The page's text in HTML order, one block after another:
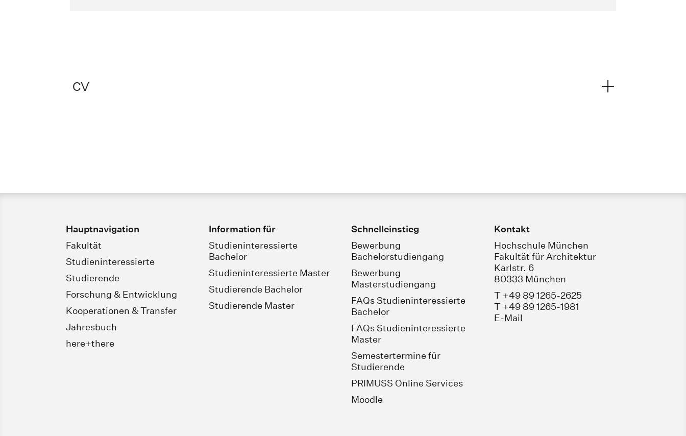
CV
Hauptnavigation
Fakultät
Studieninteressierte
Studierende
Forschung & Entwicklung
Kooperationen & Transfer
Jahresbuch
here+there
Information für
Studieninteressierte
Bachelor
Studieninteressierte Master
Studierende Bachelor
Studierende Master
Schnelleinstieg
Bewerbung
Bachelorstudiengang
Bewerbung
Masterstudiengang
FAQs Studieninteressierte
Bachelor
FAQs Studieninteressierte
Master
Semestertermine für
Studierende
PRIMUSS Online Services
Moodle
Kontakt
Hochschule München
Fakultät für Architektur
Karlstr. 6
80333 München
T +49 89 1265-2625
T +49 89 1265-1981
E-Mail